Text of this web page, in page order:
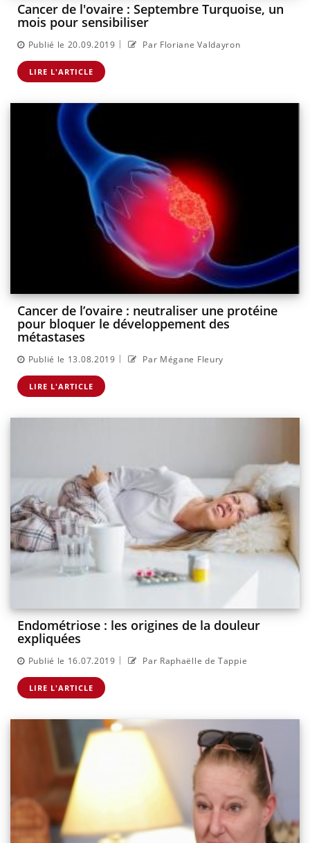
Cancer de l'ovaire : Septembre Turquoise, un
mois pour sensibiliser
Publié le 20.09.2019 | Par Floriane Valdayron
LIRE L'ARTICLE
Cancer de l’ovaire : neutraliser une protéine
pour bloquer le développement des
métastases
Publié le 13.08.2019 | Par Mégane Fleury
LIRE L'ARTICLE
Endométriose : les origines de la douleur
expliquées
Publié le 16.07.2019 | Par Raphaëlle de Tappie
LIRE L'ARTICLE